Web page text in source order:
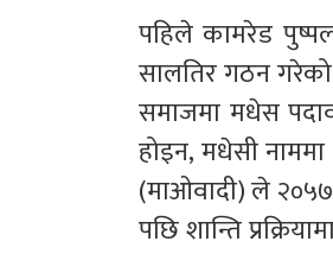
पहिले कामरेड
सालतिर गठन
समाजमा मधेस
होइन, मधेसी
(माओवादी) ले
पछि शान्ति